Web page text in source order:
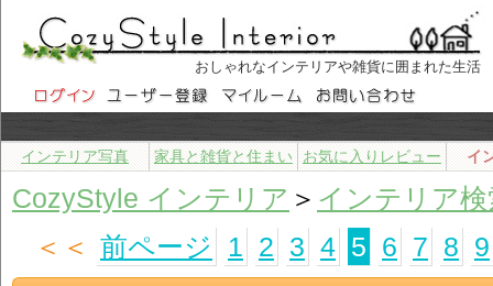
おしゃれなインテリアや雑貨に囲まれた生活
インテリア写真 家具と雑貨と住まい お気に入りレビュー イ
CozyStyle インテリア ＞ インテリア検
＜＜ 前ページ 1 2 3 4 5 6 7 8 9